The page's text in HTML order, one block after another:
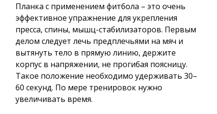
Планка с применением фитбола – это очень
эффективное упражнение для укрепления
пресса, спины, мышц-стабилизаторов. Первым
делом следует лечь предплечьями на мяч и
вытянуть тело в прямую линию, держите
корпус в напряжении, не прогибая поясницу.
Такое положение необходимо удерживать 30–
60 секунд. По мере тренировок нужно
увеличивать время.